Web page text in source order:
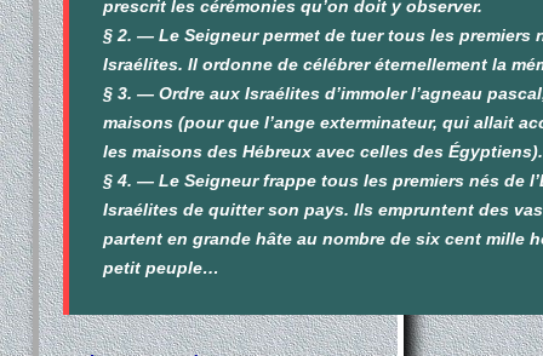
prescrit les cérémonies qu’on doit y observer.
§ 2. — Le Seigneur permet de tuer tous les premiers
Israélites. Il ordonne de célébrer éternellement la
§ 3. — Ordre aux Israélites d’immoler l’agneau
maisons (pour que l’ange exterminateur, qui allait
les maisons des Hébreux avec celles des Égyptiens).
§ 4. — Le Seigneur frappe tous les premiers nés de
Israélites de quitter son pays. Ils empruntent des
partent en grande hâte au nombre de six cent mille
petit peuple…